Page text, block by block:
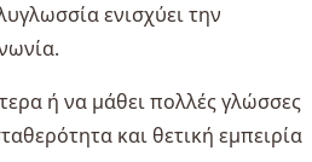
ενισχύει την
ή να μάθει πολλές γλώσσες
και θετική εμπειρία